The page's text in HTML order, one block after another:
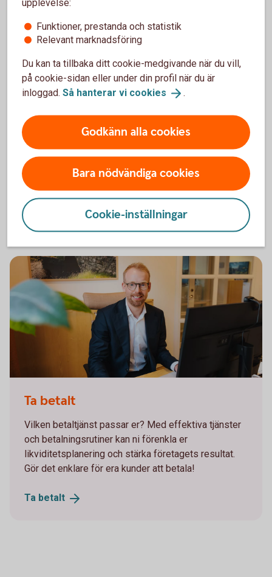
8032 Medarbetare
Betala
Betalningar ska vara enkla att genomföra och ske i
rätt tid. Vi har lösningar för både svenska och
internationella leverantörs- och utbetalningar,
antingen via fil eller internetbank.
Betala
Ta betalt
Vilken betaltjänst passar er? Med effektiva tjänster
och betalningsrutiner kan ni förenkla er
likviditetsplanering och stärka företagets resultat.
Gör det enklare för era kunder att betala!
Ta betalt
upplevelse:
Funktioner, prestanda och statistik
Relevant marknadsföring
Du kan ta tillbaka ditt cookie-medgivande när du vill,
på cookie-sidan eller under din profil när du är
inloggad. Så hanterar vi cookies .
Godkänn alla cookies
Bara nödvändiga cookies
Cookie-inställningar